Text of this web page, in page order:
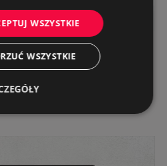
– konferencja
WSZYSTKIE
WSZYSTKIE